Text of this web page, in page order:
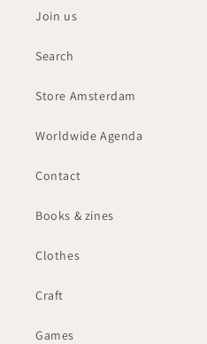
Join us
Search
Store Amsterdam
Worldwide Agenda
Contact
Books & zines
Clothes
Craft
Games